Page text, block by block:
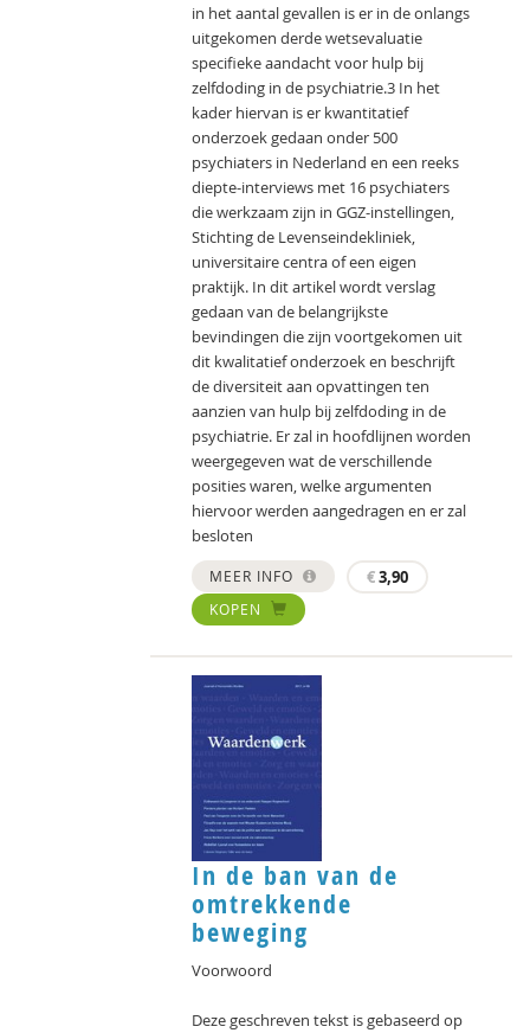
in het aantal gevallen is er in de onlangs
uitgekomen derde wetsevaluatie
specifieke aandacht voor hulp bij
zelfdoding in de psychiatrie.3 In het
kader hiervan is er kwantitatief
onderzoek gedaan onder 500
psychiaters in Nederland en een reeks
diepte-interviews met 16 psychiaters
die werkzaam zijn in GGZ-instellingen,
Stichting de Levenseindekliniek,
universitaire centra of een eigen
praktijk. In dit artikel wordt verslag
gedaan van de belangrijkste
bevindingen die zijn voortgekomen uit
dit kwalitatief onderzoek en beschrijft
de diversiteit aan opvattingen ten
aanzien van hulp bij zelfdoding in de
psychiatrie. Er zal in hoofdlijnen worden
weergegeven wat de verschillende
posities waren, welke argumenten
hiervoor werden aangedragen en er zal
besloten
MEER INFO €3,90
KOPEN
In de ban van de
omtrekkende
beweging
Voorwoord
Deze geschreven tekst is gebaseerd op